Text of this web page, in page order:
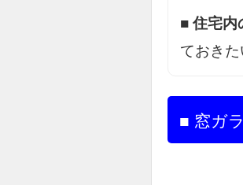
■住宅内
ておきた
■ 窓ガ